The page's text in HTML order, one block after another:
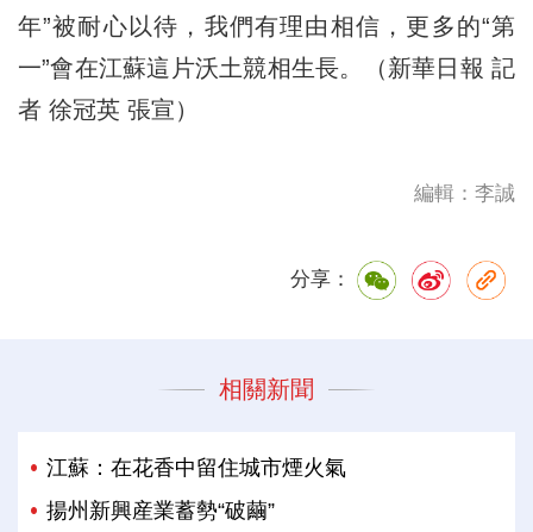
年”被耐心以待，我們有理由相信，更多的“第
一”會在江蘇這片沃土競相生長。（新華日報 記
者 徐冠英 張宣）
編輯：李誠
分享：
相關新聞
江蘇：在花香中留住城市煙火氣
揚州新興産業蓄勢“破繭”